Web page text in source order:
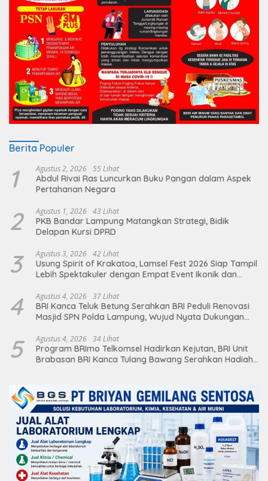
Berita Populer
1 Agustus 2, 2026 55 Lihat
Abdul Rivai Ras Luncurkan Buku Pangan dalam Aspek
Pertahanan Negara
2 Agustus 1, 2026 43 Lihat
PKB Bandar Lampung Matangkan Strategi, Bidik
Delapan Kursi DPRD
3 Agustus 3, 2026 42 Lihat
Usung Spirit of Krakatoa, Lamsel Fest 2026 Siap Tampil
Lebih Spektakuler dengan Empat Event Ikonik dan
4 Agustus 4, 2026 37 Lihat
BRI Kanca Teluk Betung Serahkan BRI Peduli Renovasi
Masjid SPN Polda Lampung, Wujud Nyata Dukungan
5 Agustus 4, 2026 34 Lihat
Program BRImo Telkomsel Hadirkan Kejutan, BRI Unit
Brabasan BRI Kanca Tulang Bawang Serahkan Hadiah